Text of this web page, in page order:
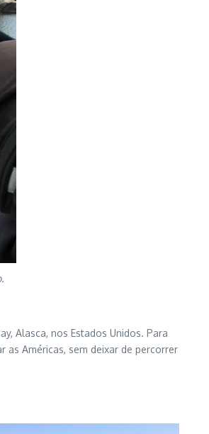
Alasca, nos Estados Unidos. Para
Américas, sem deixar de percorrer